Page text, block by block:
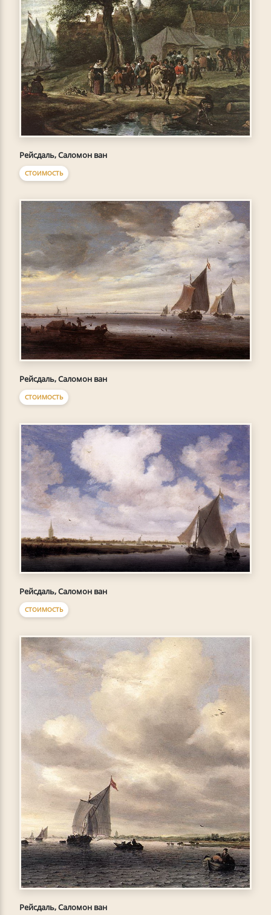
Рейсдаль, Саломон ван
СТОИМОСТЬ
Рейсдаль, Саломон ван
СТОИМОСТЬ
Рейсдаль, Саломон ван
СТОИМОСТЬ
Рейсдаль, Саломон ван